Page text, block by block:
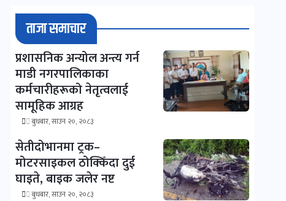
ताजा समाचार
प्रशासनिक अन्योल अन्त्य गर्न
माडी नगरपालिकाका
कर्मचारीहरूको नेतृत्वलाई
सामूहिक आग्रह
बुधबार, साउन २०, २०८३
सेतीदोभानमा ट्रक–
मोटरसाइकल ठोक्किँदा दुई
घाइते, बाइक जलेर नष्ट
बुधबार, साउन २०, २०८३